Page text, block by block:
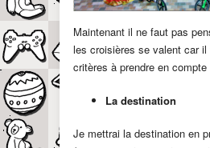
Maintenant il ne faut pas
les croisières se valent car il
critères à prendre en compte
La destination
Je mettrai la destination en